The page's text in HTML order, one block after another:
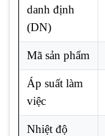
danh định
(DN)
Mã sản phẩm
Áp suất làm
việc
Nhiệt độ